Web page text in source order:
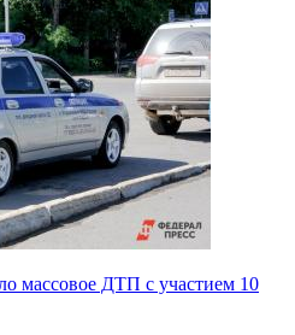
массовое ДТП с участием 10